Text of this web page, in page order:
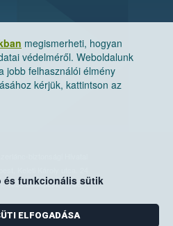
megismerheti, hogyan
védelméről. Weboldalunk
jobb felhasználói élmény
kérjük, kattintson az
és funkcionális sütik
ELFOGADÁSA
biztonsági Hivatal
1525 Budapest. Pf. 30.